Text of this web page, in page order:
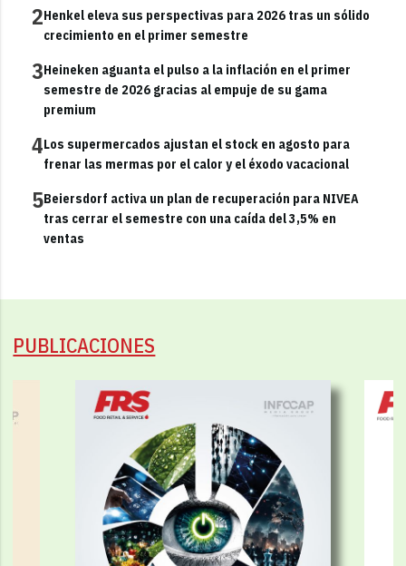
2Henkel eleva sus perspectivas para 2026 tras un sólido
crecimiento en el primer semestre
3Heineken aguanta el pulso a la inflación en el primer
semestre de 2026 gracias al empuje de su gama
premium
4Los supermercados ajustan el stock en agosto para
frenar las mermas por el calor y el éxodo vacacional
5Beiersdorf activa un plan de recuperación para NIVEA
tras cerrar el semestre con una caída del 3,5% en
ventas
PUBLICACIONES